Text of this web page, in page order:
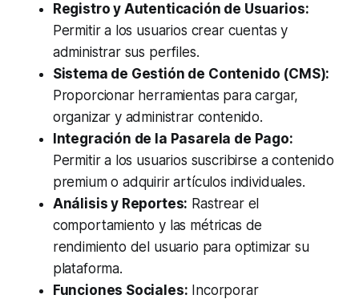
Registro y Autenticación de Usuarios:
Permitir a los usuarios crear cuentas y
administrar sus perfiles.
Sistema de Gestión de Contenido (CMS):
Proporcionar herramientas para cargar,
organizar y administrar contenido.
Integración de la Pasarela de Pago:
Permitir a los usuarios suscribirse a contenido
premium o adquirir artículos individuales.
Análisis y Reportes: Rastrear el
comportamiento y las métricas de
rendimiento del usuario para optimizar su
plataforma.
Funciones Sociales: Incorporar